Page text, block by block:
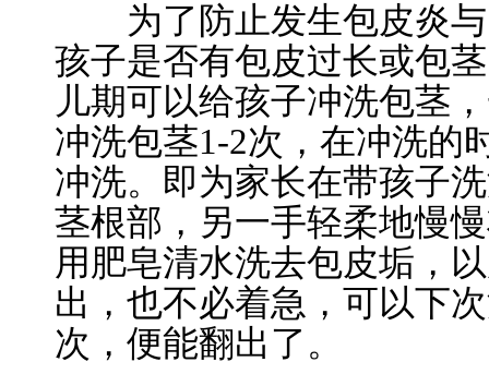
为了防止发生包皮炎与
孩子是否有包皮过长或包
儿期可以给孩子冲洗包茎
冲洗包茎1-2次，在冲洗的
冲洗。即为家长在带孩子
茎根部，另一手轻柔地慢
用肥皂清水洗去包皮垢，
出，也不必着急，可以下
次，便能翻出了。